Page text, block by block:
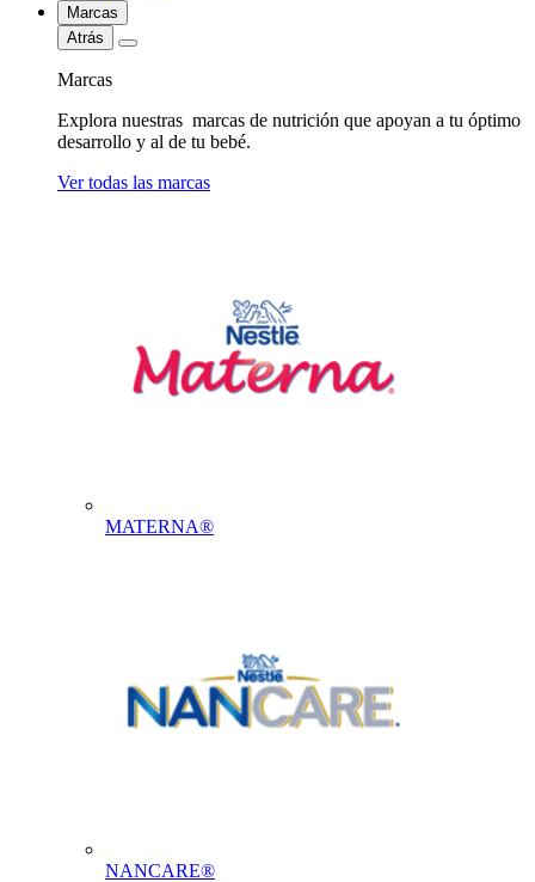
Marcas
Atrás
Marcas
Explora nuestras marcas de nutrición que apoyan a tu óptimo
desarrollo y al de tu bebé.
Ver todas las marcas
MATERNA®
NANCARE®